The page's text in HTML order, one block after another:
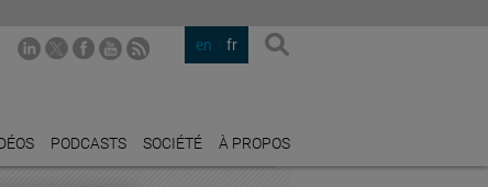
en fr
PODCASTS SOCIÉTÉ À PROPOS